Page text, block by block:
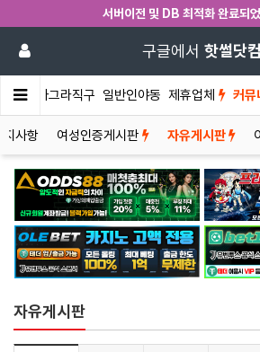
서버이전 및 DB 최적화 완료되
구글에서 핫썰닷컴
비아그라직구 일반인야동 제휴업체 커뮤
지사항 여성인증게시판 자유게시판
자유게시판